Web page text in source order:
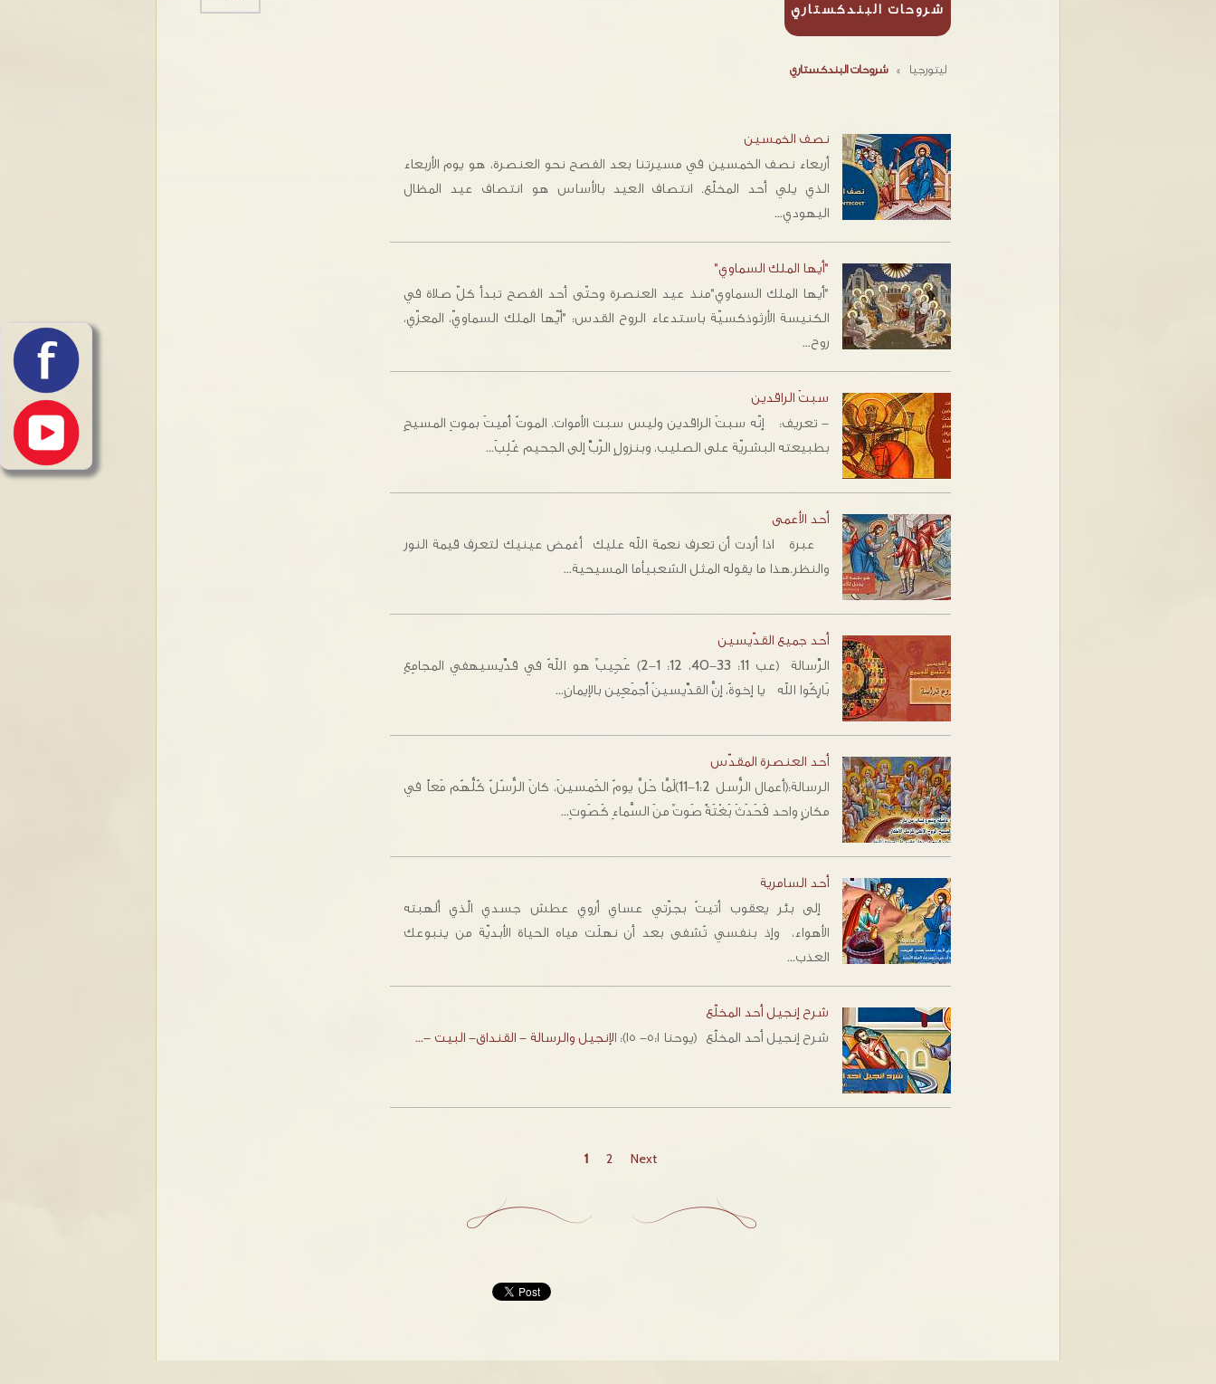
شروحات البندكستاري
ليتورجيا » شروحات البندكستاري
نصف الخمسين
أربعاء نصف الخمسين في مسيرتنا بعد الفصح نحو العنصرة، هو يوم الأربعاء
الذي يلي أحد المخلّع. انتصاف العيد بالأساس هو انتصاف عيد المظال
اليهودي…
"أيها الملك السماوي"
"أيها الملك السماوي"منذ عيد العنصرة وحتّى أحد الفصح تبدأ كلّ صلاة في
الكنيسة الأرثوذكسيّة باستدعاء الروح القدس: "أيّها الملك السماويّ، المعزّي،
روح…
سبتَ الراقدين
- تعريف: إنّه سبتَ الراقدين وليس سبت الأموات. الموتُ أُميتَ بموتِ المسيحِ
بطبيعته البشريّة على الصليب، وبنزولِ الرّبِّ إلى الجحيم غُلِبَ…
أحد الأعمى
عبرة اذا أردت أن تعرف نعمة الله عليك أغمض عينيك لتعرف قيمة النور
والنظر.هذا ما يقوله المثل الشعبيأما المسيحية…
أحد جميع القدّيسين
الرِّسالة (عب 11: 33-40، 12: 1-2) عَجِيبٌ هو اللهُ في قدِّيسيهفي المجامِعِ
بَارِكُوا الله يا إخوةُ، إنَّ القدِّيسينَ أَجمَعِين بالإيمانِ…
أحد العنصرة المقدّس
الرسالة:(أعمال الرُّسل 1:2-11)لَمَّا حَلَّ يومُ الخَمسينَ، كانَ الرُّسُلُ كُلُّهُم مَعاً في
مكانٍ واحد فَحَدَثَ بَغْتَةً صَوتٌ منَ السَّماءِ كَصَوتِ…
أحد السامرية
إلى بئر يعقوب أتيتُ بجرّتي عساي أروي عطش جسدي الّذي ألهبته
الأهواء، وإذ بنفسي تُشفى بعد أن نهلَت مياه الحياة الأبديّة من ينبوعك
العذب…
شرح إنجيل أحد المخلّع
شرح إنجيل أحد المخلّع (يوحنا ٥:١- ١٥): ا
لإنجيل والرسالة - القنداق- البيت -…
1 2 Next